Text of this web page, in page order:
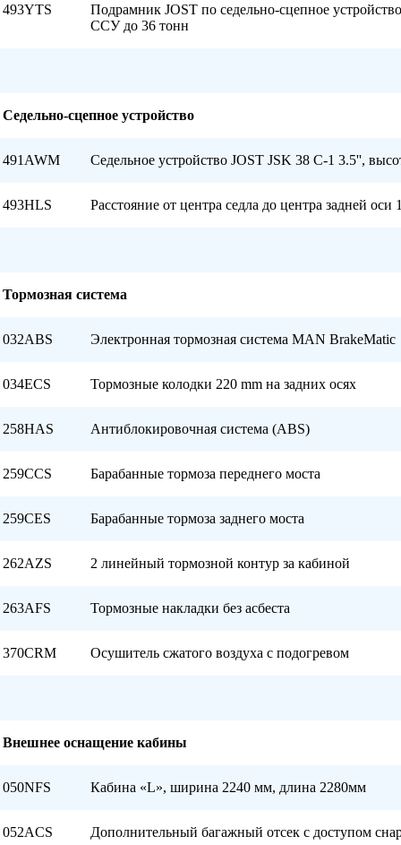
493YTS
Подрамник JOST по седельно-сцепное
ССУ до 36 тонн
Седельно-сцепное устройство
491AWM Седельное устройство JOST JSK 38 C-1 3.5'',
493HLS Расстояние от центра седла до центра задней оси
Тормозная система
032ABS Электронная тормозная система MAN BrakeMatic
034ECS Тормозные колодки 220 mm на задних осях
258HAS Антиблокировочная система (ABS)
259CCS Барабанные тормоза переднего моста
259CES Барабанные тормоза заднего моста
262AZS 2 линейный тормозной контур за кабиной
263AFS Тормозные накладки без асбеста
370CRM Осушитель сжатого воздуха с подогревом
Внешнее оснащение кабины
050NFS Кабина «L», ширина 2240 мм, длина 2280мм
052ACS Дополнительный багажный отсек c доступом